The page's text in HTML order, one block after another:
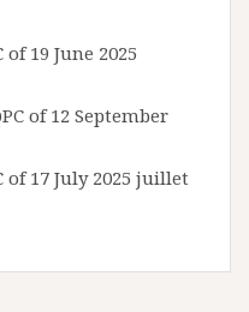
19 June 2025
of 12 September
of 17 July 2025 juillet